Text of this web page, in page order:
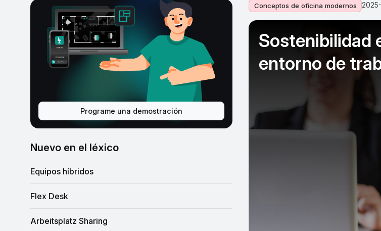
Programe una demostración
Nuevo en el léxico
Equipos híbridos
Flex Desk
Arbeitsplatz Sharing
Conceptos de oficina modernos
Sostenibilidad
entorno de